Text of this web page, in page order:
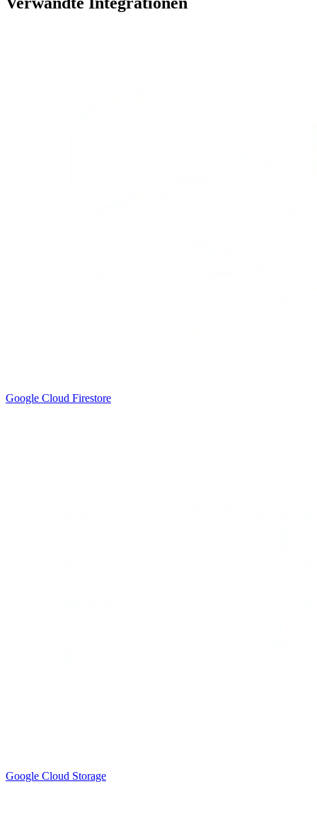
Google Cloud Firestore
Google Cloud Storage